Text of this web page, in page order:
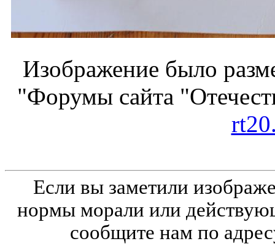
Изображение было
"Форумы сайта
Если вы заметили
нормы морали или
сообщите нам по